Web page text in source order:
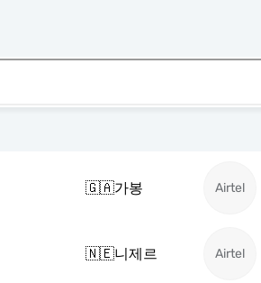
🇬🇦가봉 Airtel
🇳🇪니제르 Airtel